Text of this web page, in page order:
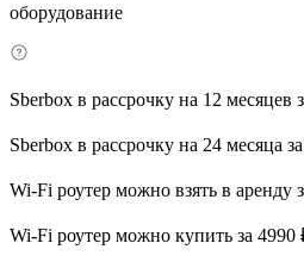
оборудование
Sberbox в рассрочку на 12 месяцев
Sberbox в рассрочку на 24 месяца
Wi-Fi роутер можно взять в аренду
Wi-Fi роутер можно купить за 4990